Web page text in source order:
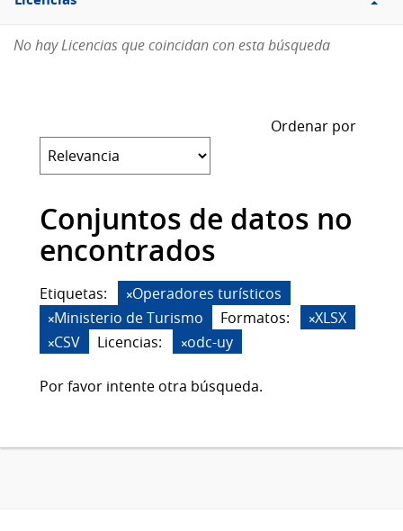
Licencias
No hay Licencias que coincidan con esta búsqueda
Ordenar por
Conjuntos de datos no
encontrados
Etiquetas:
Operadores turísticos
Ministerio de Turismo
Formatos:
XLSX
CSV
Licencias: odc-uy
Por favor intente otra búsqueda.